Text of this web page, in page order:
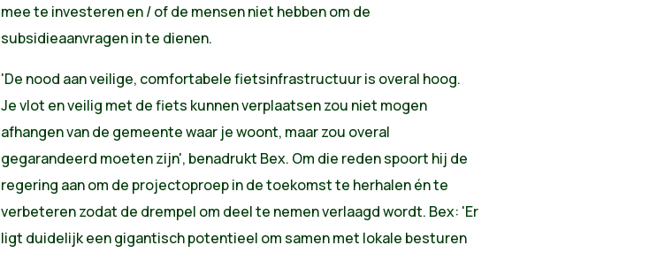
mee te investeren en / of de mensen niet hebben om de
subsidieaanvragen in te dienen.
'De nood aan veilige, comfortabele fietsinfrastructuur is overal hoog.
Je vlot en veilig met de fiets kunnen verplaatsen zou niet mogen
afhangen van de gemeente waar je woont, maar zou overal
gegarandeerd moeten zijn', benadrukt Bex. Om die reden spoort hij de
regering aan om de projectoproep in de toekomst te herhalen én te
verbeteren zodat de drempel om deel te nemen verlaagd wordt. Bex: 'Er
ligt duidelijk een gigantisch potentieel om samen met lokale besturen